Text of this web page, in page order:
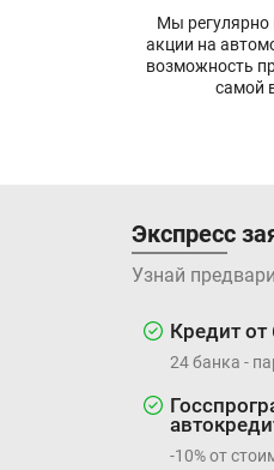
Мы
акции на
возможность
самой
Экспресс
Узнай
Кредит от
24 банка -
-10% от